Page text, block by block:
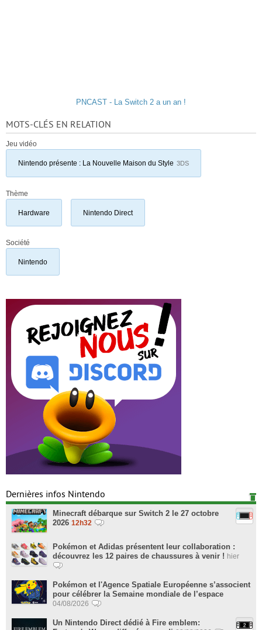
PNCAST - La Switch 2 a un an !
MOTS-CLÉS EN RELATION
Jeu vidéo
Nintendo présente : La Nouvelle Maison du Style 3DS
Thème
Hardware Nintendo Direct
Société
Nintendo
Dernières infos Nintendo
Minecraft débarque sur Switch 2 le 27 octobre
2026 12h32
Pokémon et Adidas présentent leur collaboration :
découvrez les 12 paires de chaussures à venir ! hier
Pokémon et l'Agence Spatiale Européenne s’associent
pour célébrer la Semaine mondiale de l’espace
04/08/2026
Un Nintendo Direct dédié à Fire emblem: